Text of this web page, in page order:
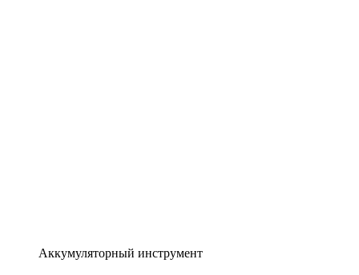
Аккумуляторный инструмент